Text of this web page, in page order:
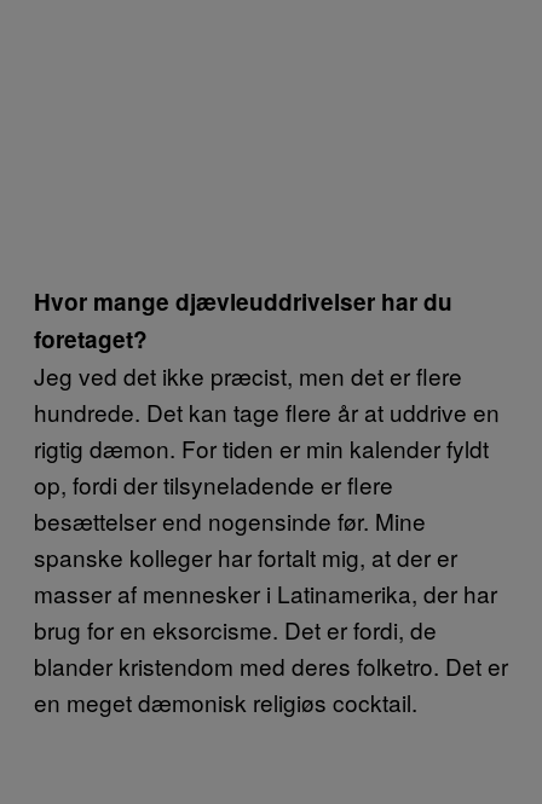
Hvor mange djævleuddrivelser har du
foretaget?
Jeg ved det ikke præcist, men det er flere
hundrede. Det kan tage flere år at uddrive en
rigtig dæmon. For tiden er min kalender fyldt
op, fordi der tilsyneladende er flere
besættelser end nogensinde før. Mine
spanske kolleger har fortalt mig, at der er
masser af mennesker i Latinamerika, der har
brug for en eksorcisme. Det er fordi, de
blander kristendom med deres folketro. Det er
en meget dæmonisk religiøs cocktail.